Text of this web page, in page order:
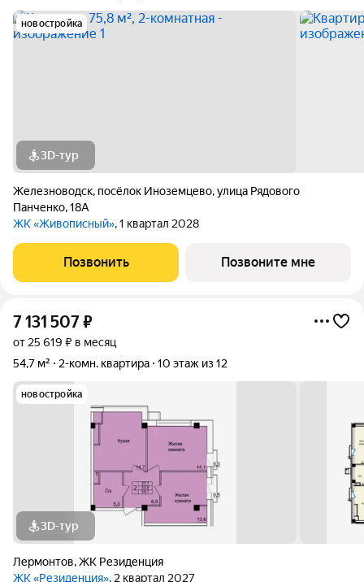
новостройка
3D-тур
Железноводск, посёлок Иноземцево,улица Рядового
Панченко,18А
ЖК «Живописный», 1 квартал 2028
Позвонить Позвоните мне
7 131 507₽
от 25 619 ₽ в месяц
54,7 м²
2-комн. квартира 10 этаж из 12
новостройка
3D-тур
Лермонтов,ЖК Резиденция
ЖК «Резиденция», 2 квартал 2027